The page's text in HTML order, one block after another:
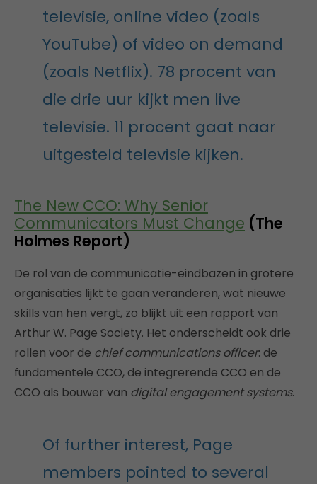
televisie, online video (zoals
YouTube) of video on demand
(zoals Netflix). 78 procent van
die drie uur kijkt men live
televisie. 11 procent gaat naar
uitgesteld televisie kijken.
The New CCO: Why Senior
Communicators Must Change (The
Holmes Report)
De rol van de communicatie-eindbazen in grotere
organisaties lijkt te gaan veranderen, wat nieuwe
skills van hen vergt, zo blijkt uit een rapport van
Arthur W. Page Society. Het onderscheidt ook drie
rollen voor de chief communications officer: de
fundamentele CCO, de integrerende CCO en de
CCO als bouwer van digital engagement systems.
Of further interest, Page
members pointed to several